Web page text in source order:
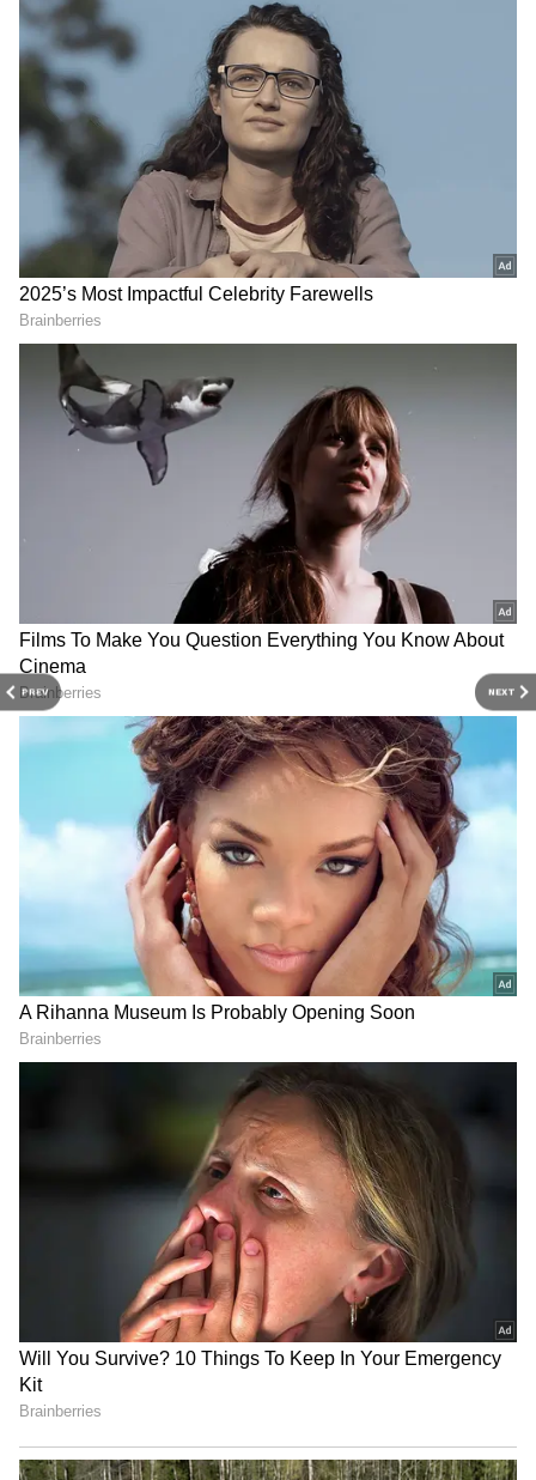
PREV NEXT
Image Credit : X/@RanveerOfficial
నెంబర్‌ 1 స్థానంలో ధురంధర్‌
నెట్‌ ఫ్లిక్స్ లో నెంబర్‌ 1గా బాలీవుడ్‌ మూవీ `ధురంధర్‌`
ట్రెండ్‌ అవుతుంది. ఇది గత రెండు నెలలుగా
మొదటిస్థానంలో ట్రెండ్‌ అవుతుండటం విశేషం. రణ్‌ వీర్‌
సింగ్‌ హీరోగా నటించిన ఈ మూవీకి ఆదిత్య ధర్‌ దర్శకత్వం
వహించారు. సారా అర్జున్‌ హీరోయిన్‌గా నటించింది. గతేడాది
విడుదలైన ఈ మూవీ బాక్సాఫీసుని షేక్‌ చేసింది. ఇప్పుడు
ఓటీటీలోనూ దుమ్మురేపుతోంది. దీనికి పార్ట్ 2 `ధురంధర్‌ 2`
వచ్చి ఇప్పటికీ బాక్సాఫీసుని షేక్‌ చేస్తోంది. `బాహుబలి 2`
రికార్డులను కూడా బ్రేక్‌ చేసింది.
Related Articles
Sathi leelavathi Movie Review: సతీ లీలావతి
మూవీ రివ్యూ.. లావణ్య త్రిపాఠి మూవీ ఎలా ఉందంటే?
Razor Movie Review: రేజర్‌ మూవీ రివ్యూ, రేటింగ్‌..
రవిబాబు అన్నీ తానై చేసిన మూవీ ఎలా ఉందంటే?
3
5
Asianet News
టాప్‌ 2లో యూత్‌
నెట్‌ ఫ్లిక్స్ లో ఇండియా వైడ్‌గా టాప్‌ 2లో తమిళ చిత్రం
`యూత్‌` ఉంది. కుర్రాళ్లు కలిసి చేసిన ఈ చిత్రం థియేటర్లో
బాగానే ఆడింది. ఇప్పుడు నెల రోజులకుపైగానే ఓటీటీలో
ప్రధానంగా తెరకెక్కిన ఈ మూవీలో ఎమోషన్స్ హైలైట్‌గా